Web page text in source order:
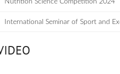
Nutrition Science Competition 2024
International Seminar of Sport and